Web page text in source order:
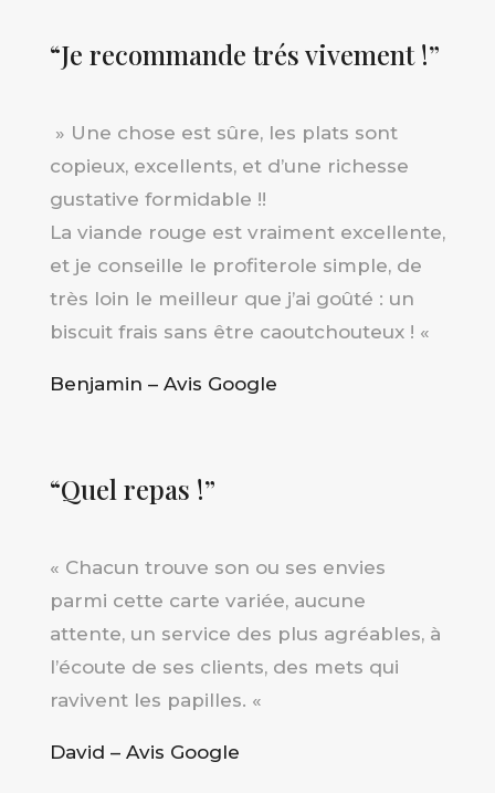
“Je recommande trés vivement !”
» Une chose est sûre, les plats sont
copieux, excellents, et d’une richesse
gustative formidable !!
La viande rouge est vraiment excellente,
et je conseille le profiterole simple, de
très loin le meilleur que j’ai goûté : un
biscuit frais sans être caoutchouteux ! «
Benjamin – Avis Google
“Quel repas !”
« Chacun trouve son ou ses envies
parmi cette carte variée, aucune
attente, un service des plus agréables, à
l’écoute de ses clients, des mets qui
ravivent les papilles. «
David – Avis Google